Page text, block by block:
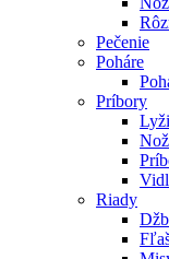
Pečenie
Poháre
Príbory
Riady